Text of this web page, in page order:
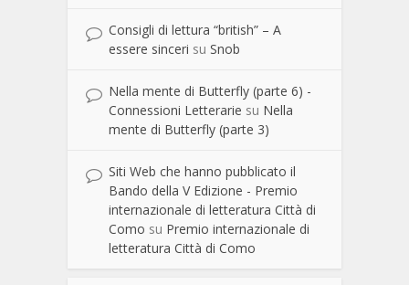
Consigli di lettura “british” – A
essere sinceri su Snob
Nella mente di Butterfly (parte 6) -
Connessioni Letterarie su Nella
mente di Butterfly (parte 3)
Siti Web che hanno pubblicato il
Bando della V Edizione - Premio
internazionale di letteratura Città di
Como su Premio internazionale di
letteratura Città di Como